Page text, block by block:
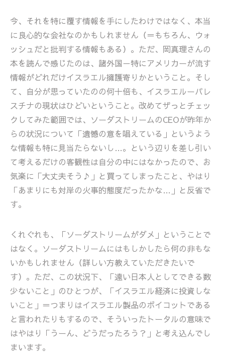
今、それを特に覆す情報を手にしたわけではなく、本当
に良心的な会社なのかもしれません（＝もちろん、ウォ
ッシュだと批判する情報もある）。ただ、岡真理さんの
本を読んで感じたのは、諸外国－特にアメリカーが流す
情報がどれだけイスラエル擁護寄りかということ。そし
て、自分が思っていたのの何十倍も、イスラエルーパレ
スチナの現状はひどいということ。改めてザっとチェッ
クしてみた範囲では、ソーダストリームのCEOが昨年か
らの状況について「遺憾の意を唱えている」というよう
な情報も特に見当たらないし…。という辺りを差し引い
て考えるだけの客観性は自分の中にはなかったので、お
気楽に「大丈夫そう♪」と買ってしまったこと、やはり
「あまりにも対岸の火事的態度だったかな…」と反省で
す。
くれぐれも、「ソーダストリームがダメ」ということで
はなく。ソーダストリームにはもしかしたら何の非もな
いかもしれません（詳しい方教えていただきたいで
す）。ただ、この状況下、「遠い日本人としてできる数
少ないこと」のひとつが、「イスラエル経済に投資しな
いこと」＝つまりはイスラエル製品のボイコットである
と言われたりもするので、そういったトータルの意味で
はやはり「うーん、どうだったろう？」と考え込んでし
まいます。